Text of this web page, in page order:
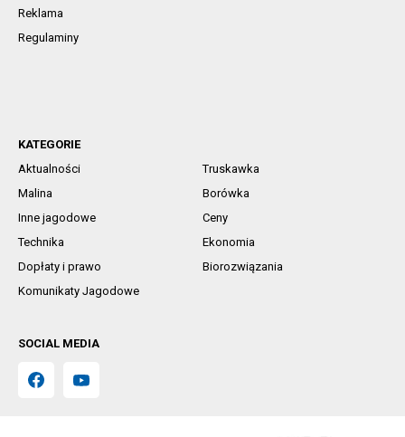
Reklama
Regulaminy
KATEGORIE
Aktualności
Truskawka
Malina
Borówka
Inne jagodowe
Ceny
Technika
Ekonomia
Dopłaty i prawo
Biorozwiązania
Komunikaty Jagodowe
SOCIAL MEDIA